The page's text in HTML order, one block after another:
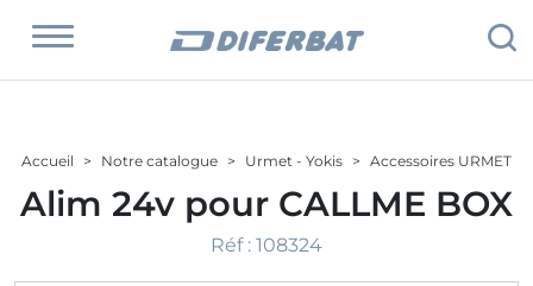
Accueil Notre catalogue Urmet - Yokis Accessoires URMET
Alim 24v pour CALLME BOX
Réf : 108324